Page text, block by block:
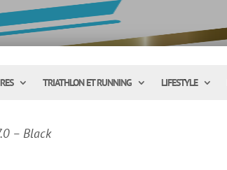
TRIATHLON ET RUNNING LIFESTYLE
– Black